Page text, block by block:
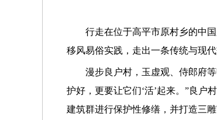
行走在位于高平市原村乡的中
移风易俗实践，走出一条传统与现
漫步良户村，玉虚观、侍郎府
护好，更要让它们‘活’起来。”良户
建筑群进行保护性修缮，并打造三